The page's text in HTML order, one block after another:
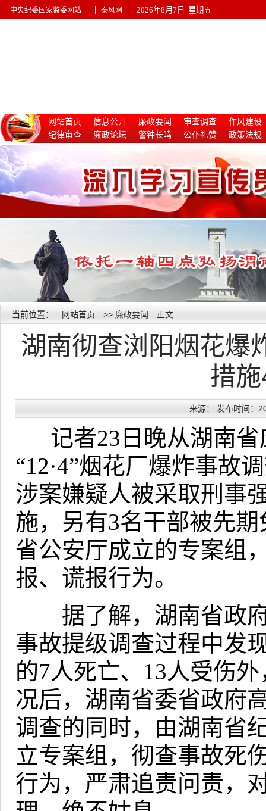
中央纪委国家监委网站 秦风网 2026年8月7日 星期五
网站首页 信息公开 廉政要闻 审查调查
作风建设
纪律审查
廉政论坛 警钟长鸣 公仆礼赞
政策法规
当前位置： 网站首页 >> 廉政要闻 正文
湖南彻查浏阳烟花爆
措
来源： 发布时间：
记者23 日晚从湖南
“12·4”烟花厂爆炸事故
涉案嫌疑人被采取刑事
施，另有3名干部被先
省公安厅成立的专案组
报、谎报行为。
据了解，湖南省政府
事故提级调查过程中发
的7人死亡、 13人受伤
况后，湖南省委省政府
调查的同时，由湖南省
立专案组，彻查事故死
行为，严肃追责问责，